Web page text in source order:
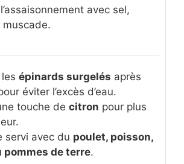
avec sel,
muscade.
épinards surgelés après
éviter l’excès d’eau.
touche de citron pour plus
servi avec du poulet, poisson,
pommes de terre.